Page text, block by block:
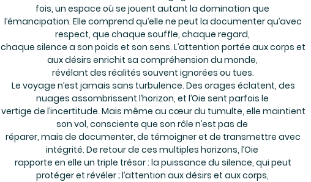
fois, un espace où se jouent autant la domination que
l’émancipation. Elle comprend qu’elle ne peut la documenter qu’avec
respect, que chaque souffle, chaque regard,
chaque silence a son poids et son sens. L’attention portée aux corps et
aux désirs enrichit sa compréhension du monde,
révélant des réalités souvent ignorées ou tues.
Le voyage n’est jamais sans turbulence. Des orages éclatent, des
nuages assombrissent l’horizon, et l’Oie sent parfois le
vertige de l’incertitude. Mais même au cœur du tumulte, elle maintient
son vol, consciente que son rôle n’est pas de
réparer, mais de documenter, de témoigner et de transmettre avec
intégrité. De retour de ces multiples horizons, l’Oie
rapporte en elle un triple trésor : la puissance du silence, qui peut
protéger et révéler ; l’attention aux désirs et aux corps,